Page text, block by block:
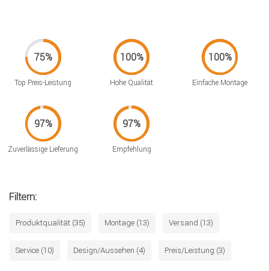
Top Preis-Leistung Hohe Qualität Einfache Montage
Zuverlässige Lieferung Empfehlung
Filtern:
Produktqualität (35) Montage (13) Versand (13)
Service (10) Design/Aussehen (4) Preis/Leistung (3)